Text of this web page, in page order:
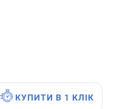
КУПИТИ В 1 КЛІК